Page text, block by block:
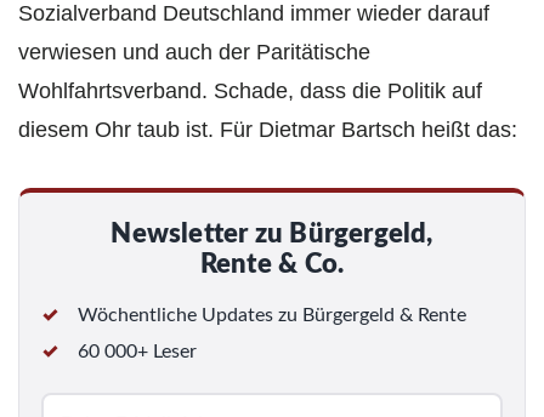
Sozialverband Deutschland immer wieder darauf
verwiesen und auch der Paritätische
Wohlfahrtsverband. Schade, dass die Politik auf
diesem Ohr taub ist. Für Dietmar Bartsch heißt das:
Newsletter zu Bürgergeld,
Rente & Co.
Wöchentliche Updates zu Bürgergeld & Rente
60 000+ Leser